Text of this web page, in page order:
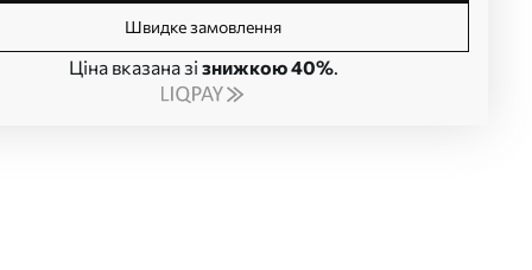
Швидке замовлення
Ціна вказана зі знижкою 40%.